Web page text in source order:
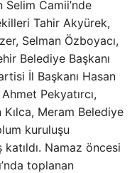
Selim Camii’nde
Tahir Akyürek,
Selman Özboyacı,
Belediye Başkanı
İl Başkanı Hasan
Pekyatırcı,
Kılca, Meram Belediye
kuruluşu
Namaz öncesi
toplanan